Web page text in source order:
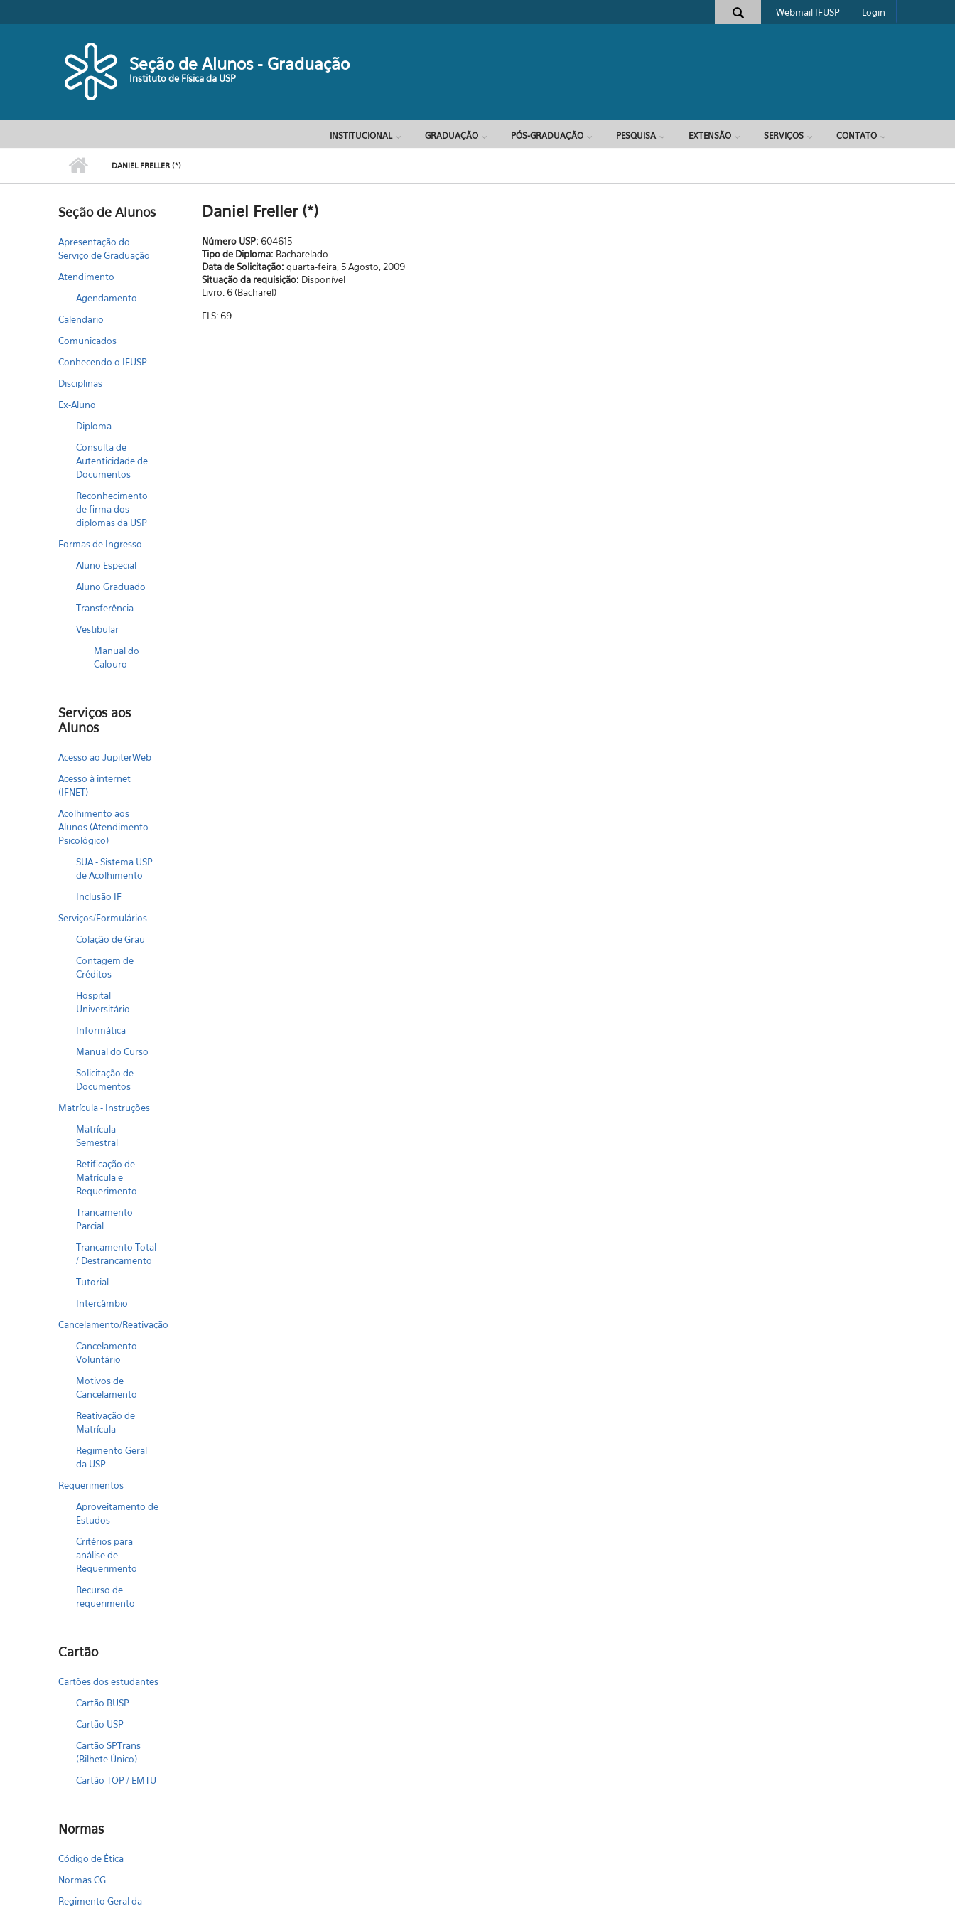
Formulário de busca
Webmail IFUSP Login
Seção de Alunos - Graduação
Instituto de Física da USP
INSTITUCIONAL GRADUAÇÃO PÓS-GRADUAÇÃO PESQUISA EXTENSÃO SERVIÇOS CONTATO
DANIEL FRELLER (*)
Seção de Alunos
Apresentação do
Serviço de Graduação
Atendimento
Agendamento
Calendario
Comunicados
Conhecendo o IFUSP
Disciplinas
Ex-Aluno
Diploma
Consulta de
Autenticidade de
Documentos
Reconhecimento
de firma dos
diplomas da USP
Formas de Ingresso
Aluno Especial
Aluno Graduado
Transferência
Vestibular
Manual do
Calouro
Serviços aos
Alunos
Acesso ao JupiterWeb
Acesso à internet
(IFNET)
Acolhimento aos
Alunos (Atendimento
Psicológico)
SUA - Sistema USP
de Acolhimento
Inclusão IF
Serviços/Formulários
Colação de Grau
Contagem de
Créditos
Hospital
Universitário
Informática
Manual do Curso
Solicitação de
Documentos
Matrícula - Instruções
Matrícula
Semestral
Retificação de
Matrícula e
Requerimento
Trancamento
Parcial
Trancamento Total
/ Destrancamento
Tutorial
Intercâmbio
Cancelamento/Reativação
Cancelamento
Voluntário
Motivos de
Cancelamento
Reativação de
Matrícula
Regimento Geral
da USP
Requerimentos
Aproveitamento de
Estudos
Critérios para
análise de
Requerimento
Recurso de
requerimento
Cartão
Cartões dos estudantes
Cartão BUSP
Cartão USP
Cartão SPTrans
(Bilhete Único)
Cartão TOP / EMTU
Normas
Código de Ética
Normas CG
Regimento Geral da
Daniel Freller (*)
Número USP: 604615
Tipo de Diploma: Bacharelado
Data de Solicitação: quarta-feira, 5 Agosto, 2009
Situação da requisição: Disponível
Livro: 6 (Bacharel)
FLS: 69